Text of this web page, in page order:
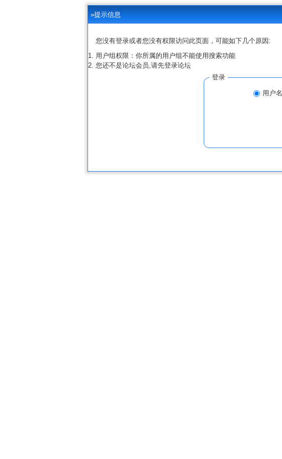
»提示信息
您没有登录或者您没有权限访问此页面，可能如下几个原因:
用户组权限：你所属的用户组不能使用搜索功能
您还不是论坛会员,请先登录论坛
登录
用户名